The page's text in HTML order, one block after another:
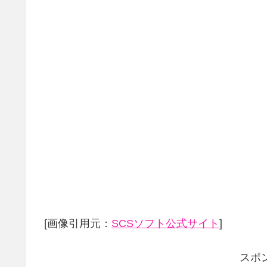
[画像引用元： SCSソフト公式サイト ]
スポ